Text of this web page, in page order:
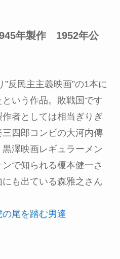
年製作 1952年公
反民主主義映画”の1本に
いう作品。敗戦国です
者としては相当ぎりぎ
四郎コンビの大河内傳
澤映画レギュラーメン
で知られる榎本健一さ
も出ている森雅之さん
の尾を踏む男達